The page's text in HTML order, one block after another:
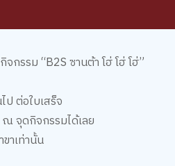
จกรรม“B2Sซานต้า โฮ่ โฮ่ โฮ่”
ปต่อใบเสร็จ
ณ จุดกิจกรรมได้เลย
าเท่านั้น